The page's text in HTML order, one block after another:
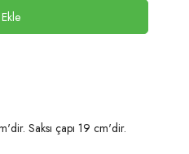
Saksı çapı 19 cm'dir.